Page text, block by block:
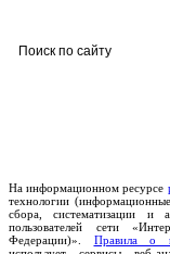
На информационном ресурсе
технологии
сбора, систематизации и
пользователей сети
Федерации)». Правила о